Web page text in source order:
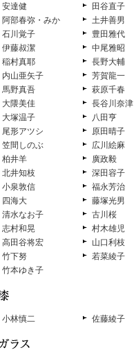
安達健
阿部春弥・みか
石川覚子
伊藤叔潔
稲村真耶
内山亜矢子
馬野真吾
大隈美佳
大塚温子
尾形アツシ
笠間しのぶ
柏井羊
北井知枝
小泉敦信
四海大
清水なお子
志村和晃
高田谷将宏
竹下努
竹本ゆき子
田谷直子
土井善男
豊田雅代
中尾雅昭
長野大輔
芳賀龍一
萩原千春
長谷川奈津
八田亨
原田晴子
広川絵麻
廣政毅
深田容子
福永芳治
藤塚光男
古川桜
村木雄児
山口利枝
若菜綾子
小林慎二 佐藤綾子